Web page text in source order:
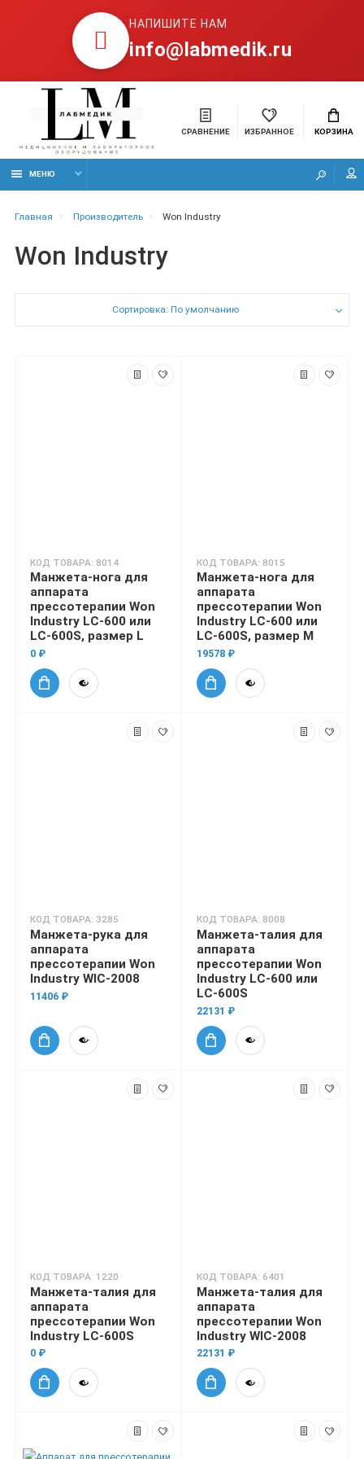
НАПИШИТЕ НАМ
info@labmedik.ru
СРАВНЕНИЕ ИЗБРАННОЕ КОРЗИНА
МЕНЮ
Главная Производитель Won Industry
Won Industry
Сортировка: По умолчанию
КОД ТОВАРА: 8014
Манжета-нога для
аппарата
прессотерапии Won
Industry LC-600 или
LC-600S, размер L
0 ₽
КОД ТОВАРА: 8015
Манжета-нога для
аппарата
прессотерапии Won
Industry LC-600 или
LC-600S, размер M
19578 ₽
КОД ТОВАРА: 3285
Манжета-рука для
аппарата
прессотерапии Won
Industry WIC-2008
11406 ₽
КОД ТОВАРА: 8008
Манжета-талия для
аппарата
прессотерапии Won
Industry LC-600 или
LC-600S
22131 ₽
КОД ТОВАРА: 1220
Манжета-талия для
аппарата
прессотерапии Won
Industry LC-600S
0 ₽
КОД ТОВАРА: 6401
Манжета-талия для
аппарата
прессотерапии Won
Industry WIC-2008
22131 ₽